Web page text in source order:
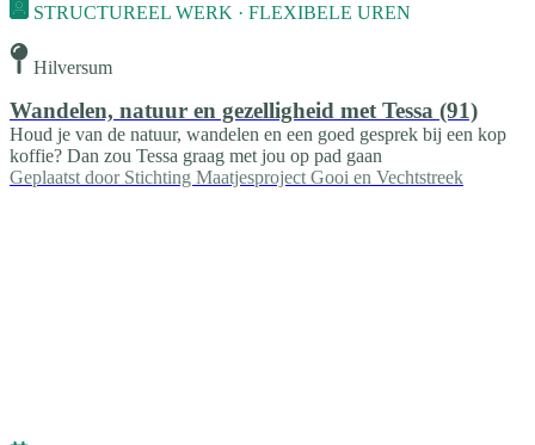
STRUCTUREEL WERK · FLEXIBELE UREN
Hilversum
Wandelen, natuur en gezelligheid met Tessa (91)
Houd je van de natuur, wandelen en een goed gesprek bij een kop
koffie? Dan zou Tessa graag met jou op pad gaan
Geplaatst door Stichting Maatjesproject Gooi en Vechtstreek